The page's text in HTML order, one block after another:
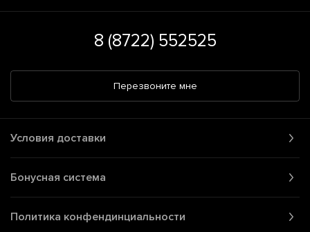
8 (8722) 552525
Перезвоните мне
Условия доставки
Бонусная система
Политика конфендинциальности